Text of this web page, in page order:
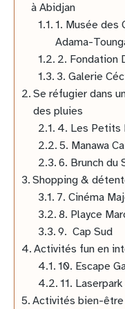
à Abidjan
1. Musée des
Adama-
2. Fondation
3. Galerie
Se réfugier dans
des pluies
4. Les Petits
5. Manawa
6. Brunch
Shopping &
7. Cinéma
8. Playce
9. Cap Sud
Activités fun en
10. Escape
11.
Activités bien-être